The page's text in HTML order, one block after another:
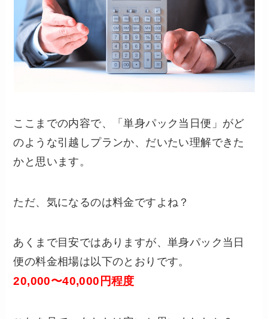
ここまでの内容で、「単身パック当日便」がど
のような引越しプランか、だいたい理解できた
かと思います。
ただ、気になるのは料金ですよね？
あくまで目安ではありますが、単身パック当日
便の料金相場は以下のとおりです。
20,000〜40,000円程度